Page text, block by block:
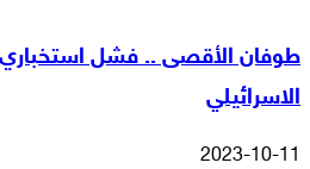
طوفان الأقصى .. فشل
الاسرائيلي
2023-10-11